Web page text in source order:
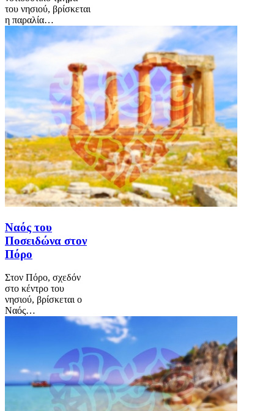
του νησιού, βρίσκεται
η παραλία…
Ναός του
Ποσειδώνα στον
Πόρο
Στον Πόρο, σχεδόν
στο κέντρο του
νησιού, βρίσκεται ο
Ναός…